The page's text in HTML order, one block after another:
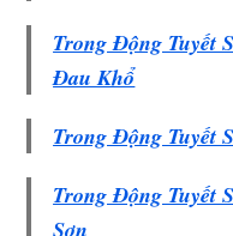
Trong Động Tuyết
Đau Khổ
Trong Động Tuyết
Trong Động Tuyết
Sơn